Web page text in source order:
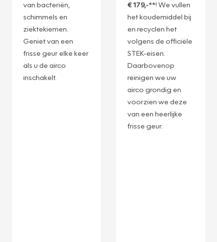
van bacteriën,
schimmels en
ziektekiemen.
Geniet van een
frisse geur elke keer
als u de airco
inschakelt.
€ 179,-**! We vullen
het koudemiddel bij
en recyclen het
volgens de officiële
STEK-eisen.
Daarbovenop
reinigen we uw
airco grondig en
voorzien we deze
van een heerlijke
frisse geur.